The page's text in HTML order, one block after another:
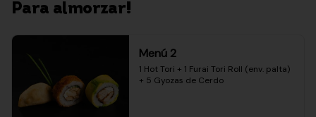
Para almorzar!
Menú 2
1 Hot Tori + 1 Furai Tori Roll (env. palta)
+ 5 Gyozas de Cerdo